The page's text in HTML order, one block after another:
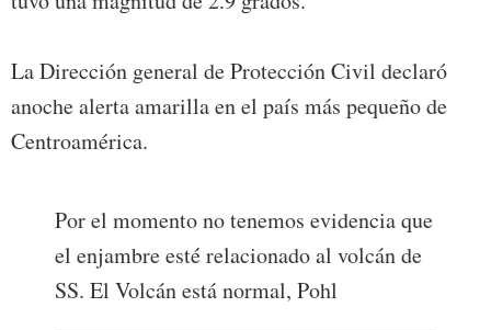
La Dirección general de Protección Civil declaró
anoche alerta amarilla en el país más pequeño de
Centroamérica.
Por el momento no tenemos evidencia que
el enjambre esté relacionado al volcán de
SS. El Volcán está normal, Pohl